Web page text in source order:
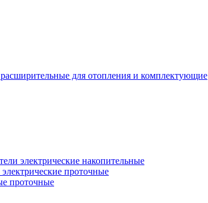
для отопления и комплектующие
электрические накопительные
проточные
проточные